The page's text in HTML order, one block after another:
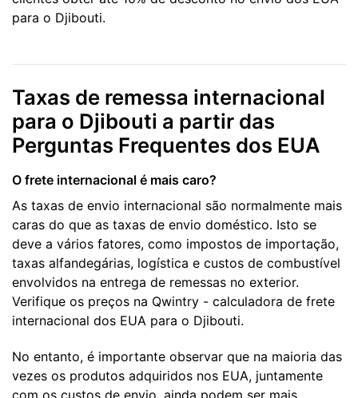
para o Djibouti.
Taxas de remessa internacional
para o Djibouti a partir das
Perguntas Frequentes dos EUA
O frete internacional é mais caro?
As taxas de envio internacional são normalmente mais
caras do que as taxas de envio doméstico. Isto se
deve a vários fatores, como impostos de importação,
taxas alfandegárias, logística e custos de combustível
envolvidos na entrega de remessas no exterior.
Verifique os preços na Qwintry - calculadora de frete
internacional dos EUA para o Djibouti.
No entanto, é importante observar que na maioria das
vezes os produtos adquiridos nos EUA, juntamente
com os custos de envio, ainda podem ser mais